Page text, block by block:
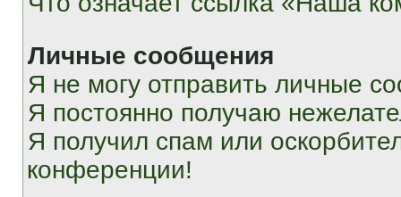
Личные сообщения
Я не могу отправить личные
Я постоянно получаю
Я получил спам или
конференции!